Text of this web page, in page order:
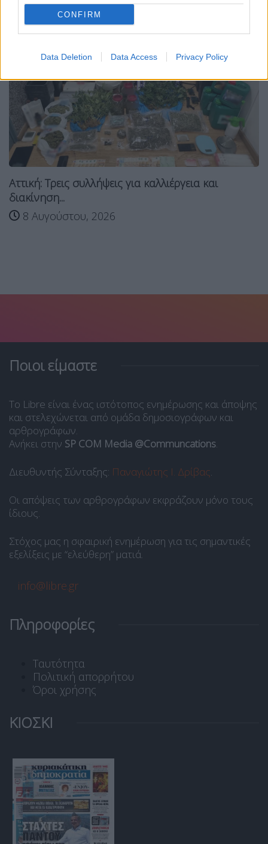
CONFIRM
Data Deletion Data Access Privacy Policy
Αττική: Τρεις συλλήψεις για καλλιέργεια και
διακίνηση...
8 Αυγούστου, 2026
Ποιοι είμαστε
Το Libre είναι ένας ιστότοπος ενημέρωσης και άποψης
και στελεχώνεται από ομάδα δημοσιογράφων και
αρθρογράφων.
Ανήκει στην SP COM Media @Communcations.
Διευθυντής Σύνταξης: Παναγιώτης Ι. Δρίβας.
Οι απόψεις των αρθρογράφων εκφράζουν μόνο τους
ίδιους.
Στόχος μας η σφαιρική ενημέρωση για τις σημαντικές
εξελίξεις με “ελεύθερη” ματιά.
info@libre.gr
Πληροφορίες
Ταυτότητα
Πολιτική απορρήτου
Όροι χρήσης
ΚΙΟΣΚΙ